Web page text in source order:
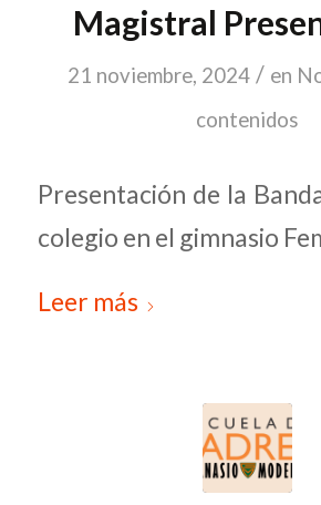
Magistral
21 noviembre, 2024 / en
contenidos
Presentación de la
colegio en el gimnasio
Leer más